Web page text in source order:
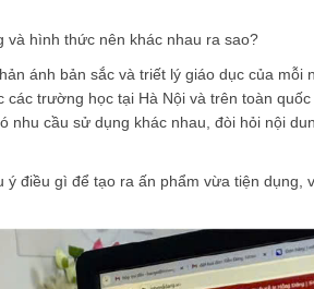
và hình thức nên khác nhau ra sao?
ánh bản sắc và triết lý giáo dục của mỗi
trường học tại Hà Nội và trên toàn quốc
nhu cầu sử dụng khác nhau, đòi hỏi nội
ý điều gì để tạo ra ấn phẩm vừa tiện dụng,